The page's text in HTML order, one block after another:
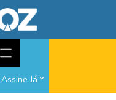
Assine Já